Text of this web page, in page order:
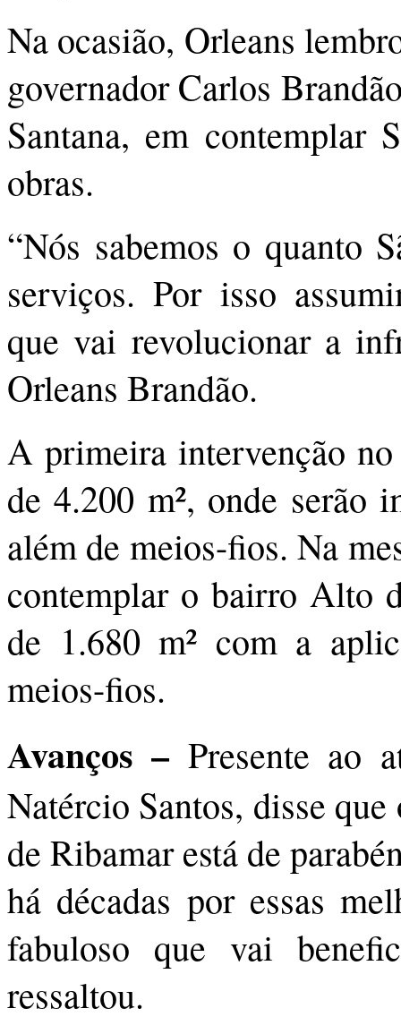
Na ocasião, Orleans
governador Carlos
Santana, em contemplar
obras.
“Nós sabemos o quanto
serviços. Por isso
que vai revolucionar a
Orleans Brandão.
A primeira intervenção
de 4.200 m², onde serão
além de meios-fios. Na
contemplar o bairro Alto
de 1.680 m² com a
meios-fios.
Avanços – Presente ao
Natércio Santos, disse
de Ribamar está de
há décadas por essas
fabuloso que vai
ressaltou.